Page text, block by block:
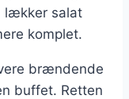
lækker salat
komplet.
brændende
buffet. Retten